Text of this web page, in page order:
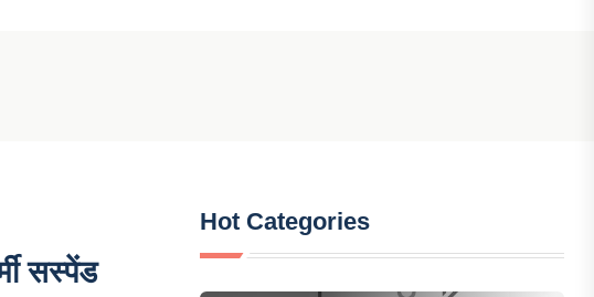
सस्पेंड
Hot Categories